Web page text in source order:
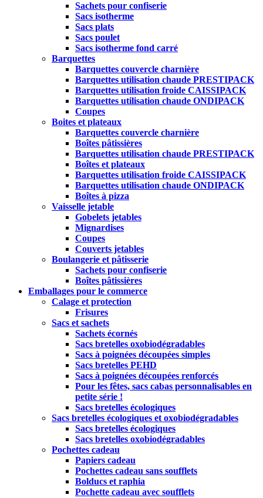
Sachets pour confiserie
Sacs isotherme
Sacs plats
Sacs poulet
Sacs isotherme fond carré
Barquettes
Barquettes couvercle charnière
Barquettes utilisation chaude PRESTIPACK
Barquettes utilisation froide CAISSIPACK
Barquettes utilisation chaude ONDIPACK
Coupes
Boites et plateaux
Barquettes couvercle charnière
Boîtes pâtissières
Barquettes utilisation chaude PRESTIPACK
Boîtes et plateaux
Barquettes utilisation froide CAISSIPACK
Barquettes utilisation chaude ONDIPACK
Boîtes à pizza
Vaisselle jetable
Gobelets jetables
Mignardises
Coupes
Couverts jetables
Boulangerie et pâtisserie
Sachets pour confiserie
Boîtes pâtissières
Emballages pour le commerce
Calage et protection
Frisures
Sacs et sachets
Sachets écornés
Sacs bretelles oxobiodégradables
Sacs à poignées découpées simples
Sacs bretelles PEHD
Sacs à poignées découpées renforcés
Pour les fêtes, sacs cabas personnalisables en
petite série !
Sacs bretelles écologiques
Sacs bretelles écologiques et oxobiodégradables
Sacs bretelles écologiques
Sacs bretelles oxobiodégradables
Pochettes cadeau
Papiers cadeau
Pochettes cadeau sans soufflets
Bolducs et raphia
Pochette cadeau avec soufflets